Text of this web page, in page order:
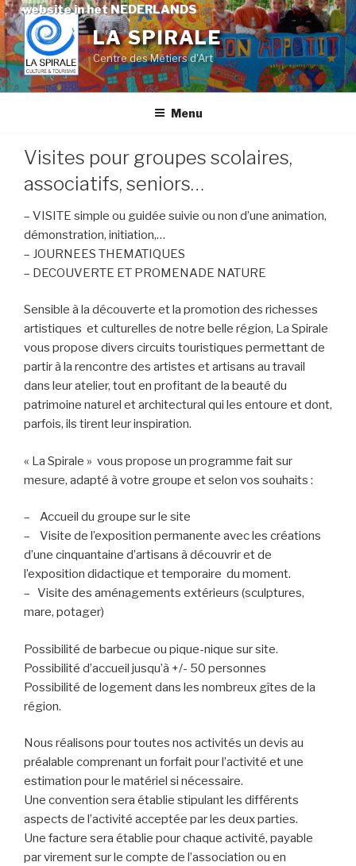
website in het NEDERLANDS
Skip
to
content
LA SPIRALE
Centre des Métiers d'Art
Menu
Visites pour groupes scolaires,
associatifs, seniors…
– VISITE simple ou guidée suivie ou non d’une animation,
démonstration, initiation,…
– JOURNEES THEMATIQUES
– DECOUVERTE ET PROMENADE NATURE
Sensible à la découverte et la promotion des richesses
artistiques et culturelles de notre belle région, La Spirale
vous propose divers circuits touristiques permettant de
partir à la rencontre des artistes et artisans au travail
dans leur atelier, tout en profitant de la beauté du
patrimoine naturel et architectural qui les entoure et dont,
parfois, ils tirent leur inspiration.
« La Spirale » vous propose un programme fait sur
mesure, adapté à votre groupe et selon vos souhaits :
– Accueil du groupe sur le site
– Visite de l’exposition permanente avec les créations
d’une cinquantaine d’artisans à découvrir et de
l’exposition didactique et temporaire du moment.
– Visite des aménagements extérieurs (sculptures,
mare, potager)
Possibilité de barbecue ou pique-nique sur site.
Possibilité d’accueil jusqu’à +/- 50 personnes
Possibilité de logement dans les nombreux gîtes de la
région.
Nous réalisons pour toutes nos activités un devis au
préalable comprenant un forfait pour l’activité et une
estimation pour le matériel si nécessaire.
Une convention sera établie stipulant les différents
aspects de l’activité acceptée par les deux parties.
Une facture sera établie pour chaque activité, payable
par virement sur le compte de l’association ou en